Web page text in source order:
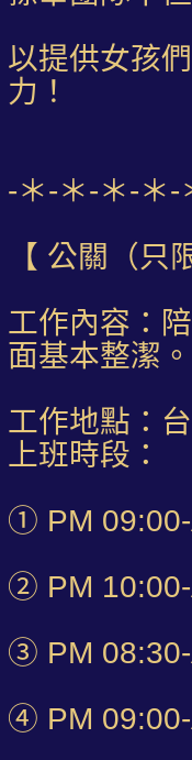
以提供女孩
力！
-＊-＊-＊-＊-
【 公關（只
工作內容：
面基本整潔。
工作地點：
上班時段：
① PM
② PM
③ PM
④ PM